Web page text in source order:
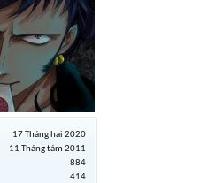
17 Tháng hai 2020
11 Tháng tám 2011
884
414